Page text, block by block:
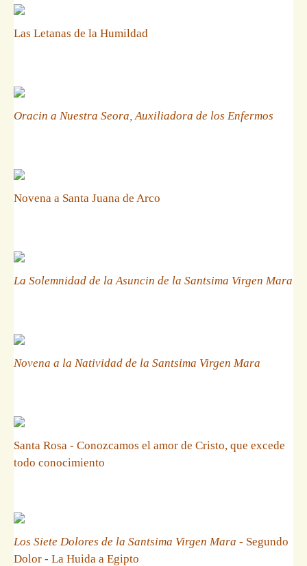
Las Letanas de la Humildad
Oracin a Nuestra Seora, Auxiliadora de los Enfermos
Novena a Santa Juana de Arco
La Solemnidad de la Asuncin de la Santsima Virgen Mara
Novena a la Natividad de la Santsima Virgen Mara
Santa Rosa - Conozcamos el amor de Cristo, que excede
todo conocimiento
Los Siete Dolores de la Santsima Virgen Mara - Segundo
Dolor - La Huida a Egipto